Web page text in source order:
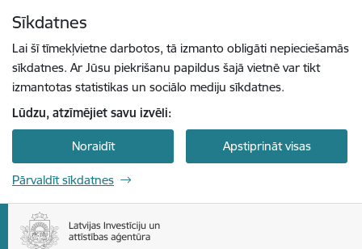
Sīkdatnes
Lai šī tīmekļvietne darbotos, tā izmanto obligāti nepieciešamās
sīkdatnes. Ar Jūsu piekrišanu papildus šajā vietnē var tikt
izmantotas statistikas un sociālo mediju sīkdatnes.
Lūdzu, atzīmējiet savu izvēli:
Noraidīt Apstiprināt visas
Pārvaldīt sīkdatnes